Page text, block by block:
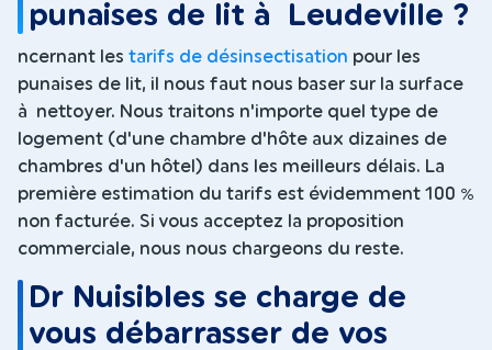
punaises de lit à Leudeville ?
ncernant les tarifs de désinsectisation pour les
punaises de lit, il nous faut nous baser sur la surface
à nettoyer. Nous traitons n'importe quel type de
logement (d'une chambre d'hôte aux dizaines de
chambres d'un hôtel) dans les meilleurs délais. La
première estimation du tarifs est évidemment 100 %
non facturée. Si vous acceptez la proposition
commerciale, nous nous chargeons du reste.
Dr Nuisibles se charge de
vous débarrasser de vos